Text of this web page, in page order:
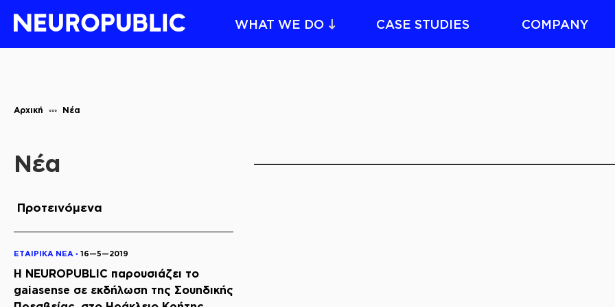
WHAT WE DO CASE STUDIES COMPANY
Αρχική Νέα
Νέα
Προτεινόμενα
ΕΤΑΙΡΙΚΑ ΝΕΑ ◦ 16—5—2019
Η NEUROPUBLIC παρουσιάζει το
gaiasense σε εκδήλωση της Σουηδικής